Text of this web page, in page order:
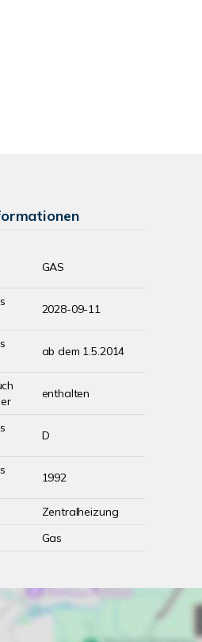
GAS
2028-09-11
ab dem 1.5.2014
enthalten
D
1992
Zentralheizung
Gas